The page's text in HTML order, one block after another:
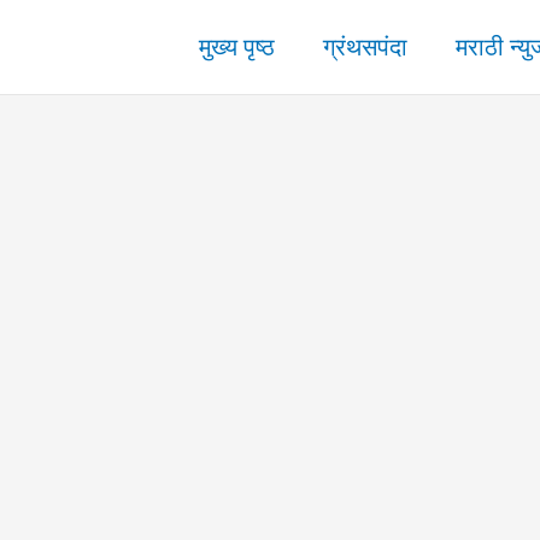
मुख्य पृष्ठ ग्रंथसपंदा मराठी